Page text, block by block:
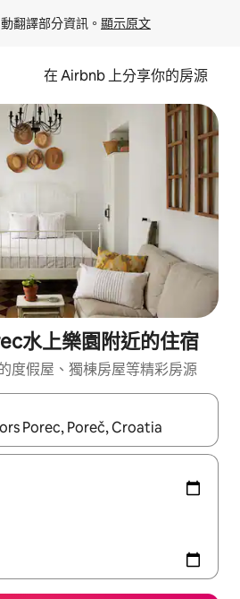
翻譯部分資訊。 顯示原文
在 Airbnb 上分享你的房源
水上樂園附近的住宿
度假屋、獨棟房屋等精彩房源
時請使用上下箭頭，或輕點、滑動裝置。